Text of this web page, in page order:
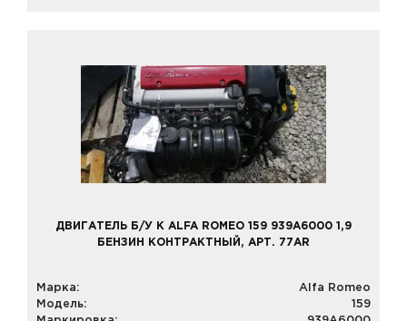
ДВИГАТЕЛЬ Б/У К ALFA ROMEO 159 939A6000 1,9
БЕНЗИН КОНТРАКТНЫЙ, АРТ. 77AR
Марка:
Alfa Romeo
Модель:
159